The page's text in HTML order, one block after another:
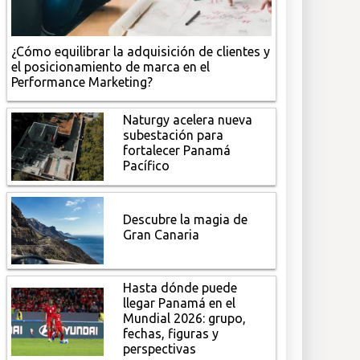
¿Cómo equilibrar la adquisición de clientes y
el posicionamiento de marca en el
Performance Marketing?
Naturgy acelera nueva
subestación para
fortalecer Panamá
Pacífico
Descubre la magia de
Gran Canaria
Hasta dónde puede
llegar Panamá en el
Mundial 2026: grupo,
fechas, figuras y
perspectivas